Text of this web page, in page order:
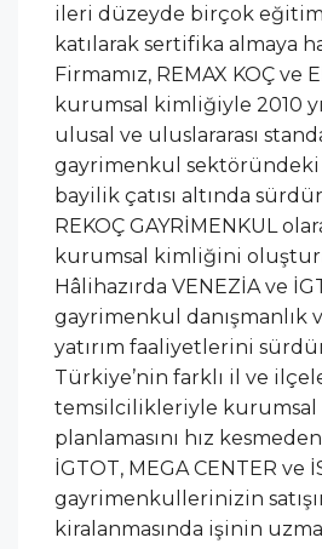
ileri düzeyde birçok
katılarak sertifika almaya
Firmamız, REMAX KOÇ ve
kurumsal kimliğiyle 2010
ulusal ve uluslararası
gayrimenkul sektöründeki
bayilik çatısı altında
REKOÇ GAYRİMENKUL
kurumsal kimliğini
Hâlihazırda VENEZİA ve
gayrimenkul danışmanlık
yatırım faaliyetlerini
Türkiye’nin farklı il ve
temsilcilikleriyle kurumsal
planlamasını hız
İGTOT, MEGA CENTER ve
gayrimenkullerinizin
kiralanmasında işinin